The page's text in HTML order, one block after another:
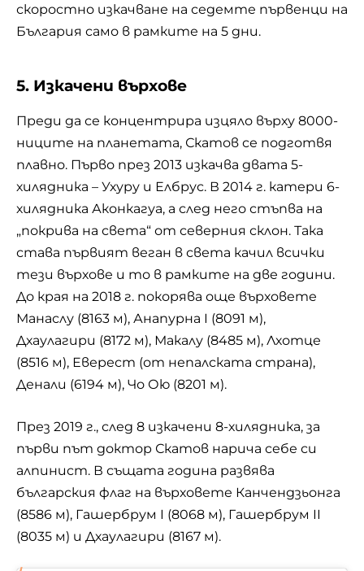
скоростно изкачване на седемте първенци на
България само в рамките на 5 дни.
5. Изкачени върхове
Преди да се концентрира изцяло върху 8000-
ниците на планетата, Скатов се подготвя
плавно. Първо през 2013 изкачва двата 5-
хилядника – Ухуру и Елбрус. В 2014 г. катери 6-
хилядника Аконкагуа, а след него стъпва на
„покрива на света“ от северния склон. Така
става първият веган в света качил всички
тези върхове и то в рамките на две години.
До края на 2018 г. покорява още върховете
Манаслу (8163 м), Анапурна I (8091 м),
Дхаулагири (8172 м), Макалу (8485 м), Лхотце
(8516 м), Еверест (от непалската страна),
Денали (6194 м), Чо Ою (8201 м).
През 2019 г., след 8 изкачени 8-хилядника, за
първи път доктор Скатов нарича себе си
алпинист. В същата година развява
българския флаг на върховете Канчендзьонга
(8586 м), Гашербрум I (8068 м), Гашербрум II
(8035 м) и Дхаулагири (8167 м).